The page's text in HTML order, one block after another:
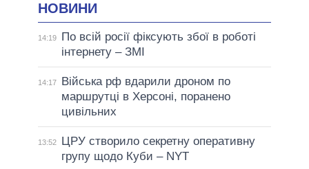
НОВИНИ
14:19
По всій росії фіксують збої в роботі
інтернету – ЗМІ
14:17
Війська рф вдарили дроном по
маршрутці в Херсоні, поранено
цивільних
13:52
ЦРУ створило секретну оперативну
групу щодо Куби – NYT